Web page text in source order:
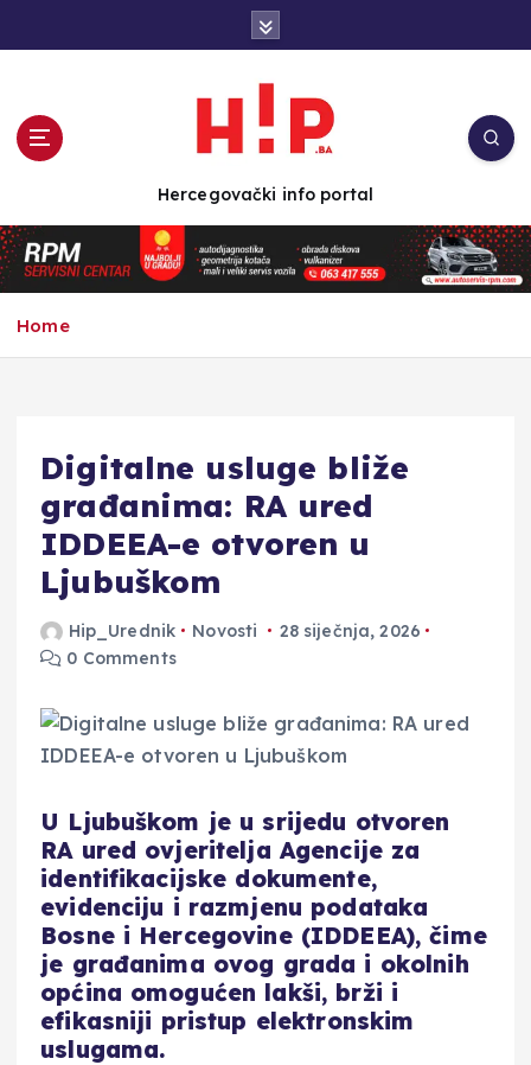
n
t
e
Hercegovački info portal
Home
Digitalne usluge bliže
građanima: RA ured
IDDEEA-e otvoren u
Ljubuškom
Hip_Urednik Novosti
28 siječnja, 2026
0 Comments
U Ljubuškom je u srijedu otvoren
RA ured ovjeritelja Agencije za
identifikacijske dokumente,
evidenciju i razmjenu podataka
Bosne i Hercegovine (IDDEEA), čime
je građanima ovog grada i okolnih
općina omogućen lakši, brži i
efikasniji pristup elektronskim
uslugama.